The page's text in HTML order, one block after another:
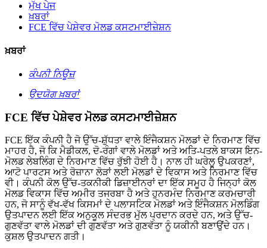
ਮੁੱਖ ਪੇਜ
ਖ਼ਬਰਾਂ
FCE ਵਿੱਚ ਪੇਸ਼ੇਵਰ ਮੋਲਡ ਕਸਟਮਾਈਜ਼ੇਸ਼ਨ
ਖ਼ਬਰਾਂ
ਕੰਪਨੀ ਨਿਊਜ਼
ਉਦਯੋਗ ਖ਼ਬਰਾਂ
FCE ਵਿੱਚ ਪੇਸ਼ੇਵਰ ਮੋਲਡ ਕਸਟਮਾਈਜ਼ੇਸ਼ਨ
FCE ਇੱਕ ਕੰਪਨੀ ਹੈ ਜੋ ਉੱਚ-ਸ਼ੁੱਧਤਾ ਵਾਲੇ ਇੰਜੈਕਸ਼ਨ ਮੋਲਡਾਂ ਦੇ ਨਿਰਮਾਣ ਵਿੱਚ
ਮਾਹਰ ਹੈ, ਜੋ ਕਿ ਮੈਡੀਕਲ, ਦੋ-ਰੰਗਾਂ ਵਾਲੇ ਮੋਲਡਾਂ ਅਤੇ ਅਤਿ-ਪਤਲੇ ਬਾਕਸ ਇਨ-
ਮੋਲਡ ਲੇਬਲਿੰਗ ਦੇ ਨਿਰਮਾਣ ਵਿੱਚ ਰੁੱਝੀ ਹੋਈ ਹੈ। ਨਾਲ ਹੀ ਘਰੇਲੂ ਉਪਕਰਣਾਂ,
ਆਟੋ ਪਾਰਟਸ ਅਤੇ ਰੋਜ਼ਾਨਾ ਲੋੜਾਂ ਲਈ ਮੋਲਡਾਂ ਦੇ ਵਿਕਾਸ ਅਤੇ ਨਿਰਮਾਣ ਵਿੱਚ
ਵੀ। ਕੰਪਨੀ ਕੋਲ ਉੱਚ-ਤਕਨੀਕੀ ਡਿਜ਼ਾਈਨਰਾਂ ਦਾ ਇੱਕ ਸਮੂਹ ਹੈ ਜਿਨ੍ਹਾਂ ਕੋਲ
ਮੋਲਡ ਵਿਕਾਸ ਵਿੱਚ ਅਮੀਰ ਤਜਰਬਾ ਹੈ ਅਤੇ ਹੁਨਰਮੰਦ ਨਿਰਮਾਣ ਕਰਮਚਾਰੀ
ਹਨ, ਜੋ ਸਾਨੂੰ ਵੱਖ-ਵੱਖ ਕਿਸਮਾਂ ਦੇ ਪਲਾਸਟਿਕ ਮੋਲਡਾਂ ਅਤੇ ਇੰਜੈਕਸ਼ਨ ਮੋਲਡਿੰਗ
ਉਤਪਾਦਨ ਲਈ ਇੱਕ ਅਨੁਕੂਲ ਸੰਦਰਭ ਮੁੱਲ ਪ੍ਰਦਾਨ ਕਰਦੇ ਹਨ, ਅਤੇ ਉੱਚ-
ਗੁਣਵੱਤਾ ਵਾਲੇ ਮੋਲਡਾਂ ਦੀ ਗੁਣਵੱਤਾ ਅਤੇ ਗੁਣਵੱਤਾ ਨੂੰ ਯਕੀਨੀ ਬਣਾਉਂਦੇ ਹਨ।
ਕੁਸ਼ਲ ਉਤਪਾਦਨ ਗਤੀ।